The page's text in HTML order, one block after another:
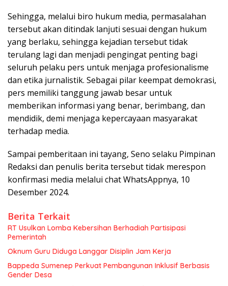
Sehingga, melalui biro hukum media, permasalahan
tersebut akan ditindak lanjuti sesuai dengan hukum
yang berlaku, sehingga kejadian tersebut tidak
terulang lagi dan menjadi pengingat penting bagi
seluruh pelaku pers untuk menjaga profesionalisme
dan etika jurnalistik. Sebagai pilar keempat demokrasi,
pers memiliki tanggung jawab besar untuk
memberikan informasi yang benar, berimbang, dan
mendidik, demi menjaga kepercayaan masyarakat
terhadap media.
Sampai pemberitaan ini tayang, Seno selaku Pimpinan
Redaksi dan penulis berita tersebut tidak merespon
konfirmasi media melalui chat WhatsAppnya, 10
Desember 2024.
Berita Terkait
RT Usulkan Lomba Kebersihan Berhadiah Partisipasi
Pemerintah
Oknum Guru Diduga Langgar Disiplin Jam Kerja
Bappeda Sumenep Perkuat Pembangunan Inklusif Berbasis
Gender Desa